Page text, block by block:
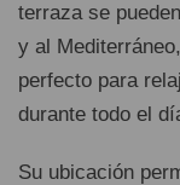
terraza se
y al
perfecto para
durante todo el
Su ubicación